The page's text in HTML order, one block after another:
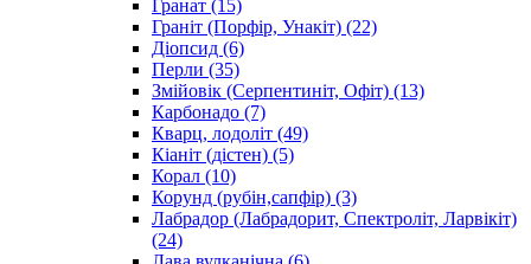
Гранат (15)
Граніт (Порфір, Унакіт) (22)
Діопсид (6)
Перли (35)
Змійовік (Серпентиніт, Офіт) (13)
Карбонадо (7)
Кварц, лодоліт (49)
Кіаніт (дістен) (5)
Корал (10)
Корунд (рубін,сапфір) (3)
Лабрадор (Лабрадорит, Спектроліт, Ларвікіт)
(24)